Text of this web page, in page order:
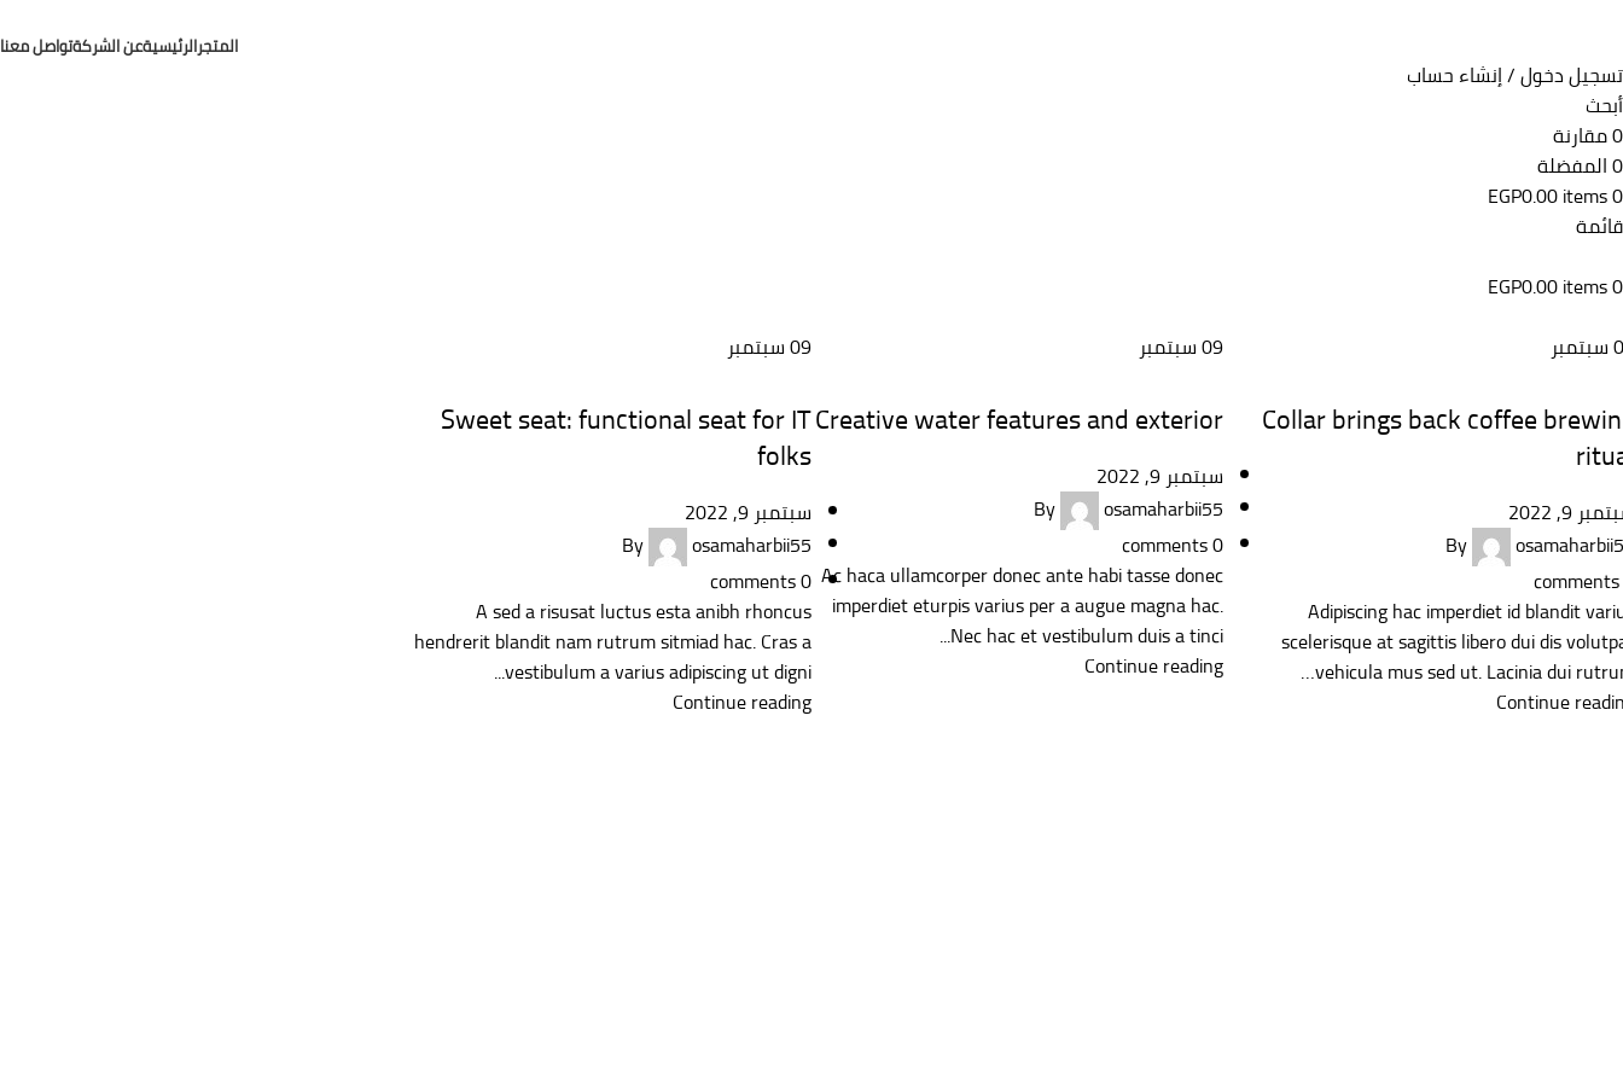
المتجرالرئيسيةعن الشركةتواصل معنا
تسجيل دخول / إنشاء حساب
أبحث
0مقارنة
0المفضلة
0
items
EGP0.00
قائمة
0
items
EGP0.00
سبتمبر
Collar brings back coffee
9, 2022
By
comments
Adipiscing hac imperdiet id blandit
scelerisque at sagittis libero dui dis
vehicula mus sed ut. Lacinia dui
Continue
09سبتمبر
Creative water features and exterior
سبتمبر 9, 2022
By
osamaharbii55
0
comments
Ac haca ullamcorper donec ante habi tasse donec
imperdiet eturpis varius per a augue magna hac.
Nec hac et vestibulum duis a tinci...
Continue reading
09سبتمبر
Sweet seat: functional seat for IT
folks
سبتمبر 9, 2022
By
osamaharbii55
0
comments
A sed a risusat luctus esta anibh rhoncus
hendrerit blandit nam rutrum sitmiad hac. Cras a
vestibulum a varius adipiscing ut digni...
Continue reading